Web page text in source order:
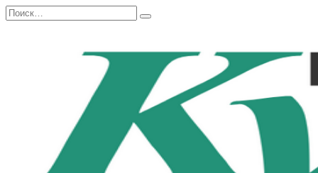
Перейти
к
Search
for: